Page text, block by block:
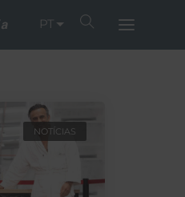
PT
NOTÍCIAS